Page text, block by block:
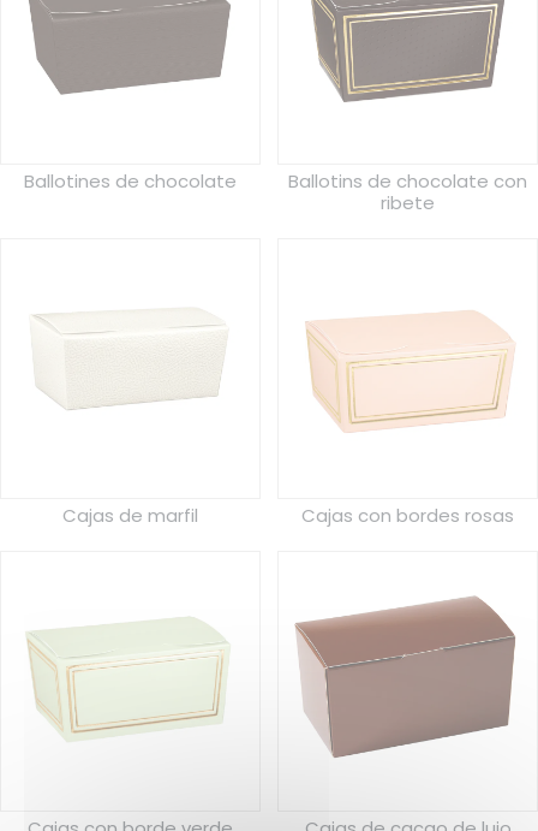
Ballotines de chocolate
Ballotins de chocolate con
ribete
Cajas de marfil Cajas con bordes rosas